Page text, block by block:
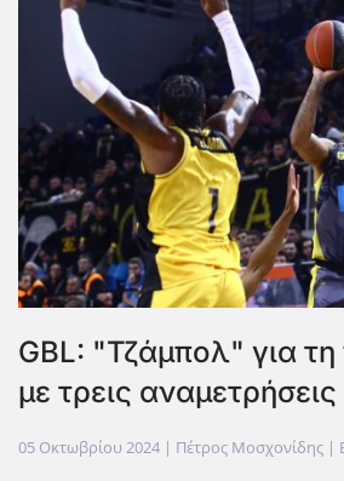
GBL: "Τζάμπολ" για
με τρεις αναμετρήσεις
05 Οκτωβρίου 2024 | Πέτρος Μοσχονίδης |